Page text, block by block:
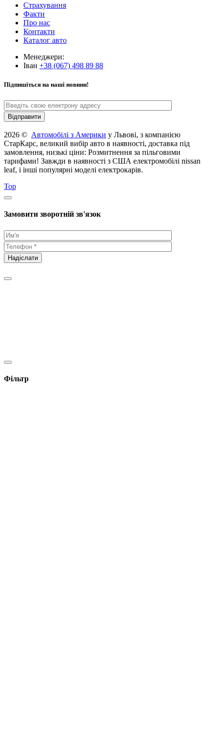
Страхування
Факти
Про нас
Контакти
Каталог авто
Менеджери:
Іван +38 (067) 498 89 88
Підпишіться на наші новини!
2026 © Автомобілі з Америки у Львові, з компанією
СтарКарс, великий вибір авто в наявності, доставка під
замовлення, низькі ціни: Розмитнення за пільговими
тарифами! Завжди в наявності з США електромобілі nissan
leaf, і інші популярні моделі електрокарів.
Top
Замовити зворотній зв'язок
Фільтр